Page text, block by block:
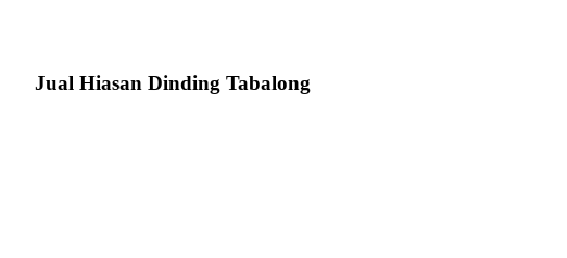
Jual Hiasan Dinding Tabalong